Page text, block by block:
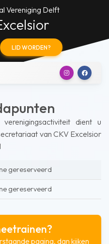
Vereniging Delft
LID WORDEN?
dient u
van CKV Excelsior
gereserveerd
gereserveerd
pagina, dan kijken